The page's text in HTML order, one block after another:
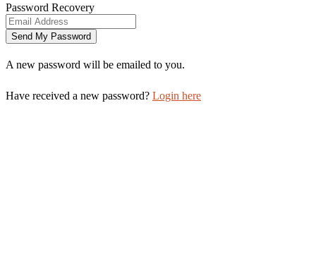
Password Recovery
A new password will be emailed to you.
Have received a new password? Login here